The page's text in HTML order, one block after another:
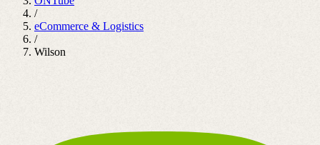
/
eCommerce & Logistics
/
Wilson